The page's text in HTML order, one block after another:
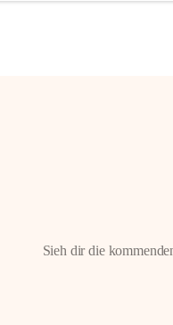
Sieh dir die